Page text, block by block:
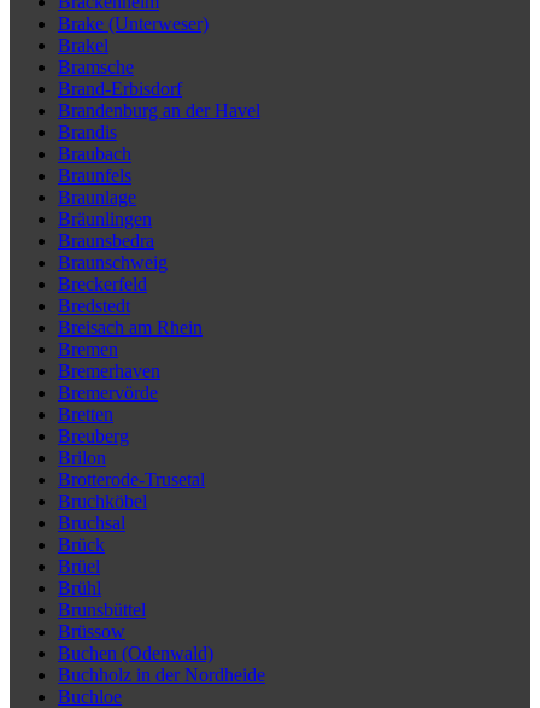
Brake (Unterweser)
Brakel
Bramsche
Brand-Erbisdorf
Brandenburg an der Havel
Brandis
Braubach
Braunfels
Braunlage
Bräunlingen
Braunsbedra
Braunschweig
Breckerfeld
Bredstedt
Breisach am Rhein
Bremen
Bremerhaven
Bremervörde
Bretten
Breuberg
Brilon
Brotterode-Trusetal
Bruchköbel
Bruchsal
Brück
Brüel
Brühl
Brunsbüttel
Brüssow
Buchen (Odenwald)
Buchholz in der Nordheide
Buchloe